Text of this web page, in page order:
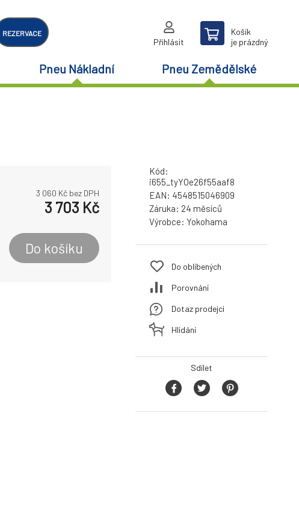
REZERVACE
Přihlásit
Košík
je prázdný
Pneu Nákladní Pneu Zemědělské
3 060 Kč bez DPH
3 703 Kč
Do košíku
Kód:
i655_tyYOe26f55aaf8
EAN: 4548515046909
Záruka: 24 měsíců
Výrobce: Yokohama
Do oblíbených
Porovnání
Dotaz prodejci
Hlídání
Sdílet